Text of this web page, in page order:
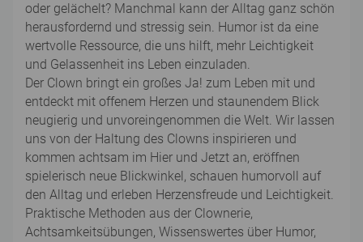
oder gelächelt? Manchmal kann der Alltag ganz schön
herausfordernd und stressig sein. Humor ist da eine
wertvolle Ressource, die uns hilft, mehr Leichtigkeit
und Gelassenheit ins Leben einzuladen.
Der Clown bringt ein großes Ja! zum Leben mit und
entdeckt mit offenem Herzen und staunendem Blick
neugierig und unvoreingenommen die Welt. Wir lassen
uns von der Haltung des Clowns inspirieren und
kommen achtsam im Hier und Jetzt an, eröffnen
spielerisch neue Blickwinkel, schauen humorvoll auf
den Alltag und erleben Herzensfreude und Leichtigkeit.
Praktische Methoden aus der Clownerie,
Achtsamkeitsübungen, Wissenswertes über Humor,